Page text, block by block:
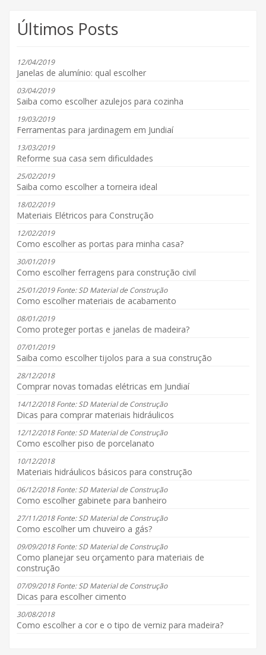
Últimos Posts
12/04/2019
Janelas de alumínio: qual escolher
03/04/2019
Saiba como escolher azulejos para cozinha
19/03/2019
Ferramentas para jardinagem em Jundiaí
13/03/2019
Reforme sua casa sem dificuldades
25/02/2019
Saiba como escolher a torneira ideal
18/02/2019
Materiais Elétricos para Construção
12/02/2019
Como escolher as portas para minha casa?
30/01/2019
Como escolher ferragens para construção civil
25/01/2019 Fonte: SD Material de Construção
Como escolher materiais de acabamento
08/01/2019
Como proteger portas e janelas de madeira?
07/01/2019
Saiba como escolher tijolos para a sua construção
28/12/2018
Comprar novas tomadas elétricas em Jundiaí
14/12/2018 Fonte: SD Material de Construção
Dicas para comprar materiais hidráulicos
12/12/2018 Fonte: SD Material de Construção
Como escolher piso de porcelanato
10/12/2018
Materiais hidráulicos básicos para construção
06/12/2018 Fonte: SD Material de Construção
Como escolher gabinete para banheiro
27/11/2018 Fonte: SD Material de Construção
Como escolher um chuveiro a gás?
09/09/2018 Fonte: SD Material de Construção
Como planejar seu orçamento para materiais de
construção
07/09/2018 Fonte: SD Material de Construção
Dicas para escolher cimento
30/08/2018
Como escolher a cor e o tipo de verniz para madeira?